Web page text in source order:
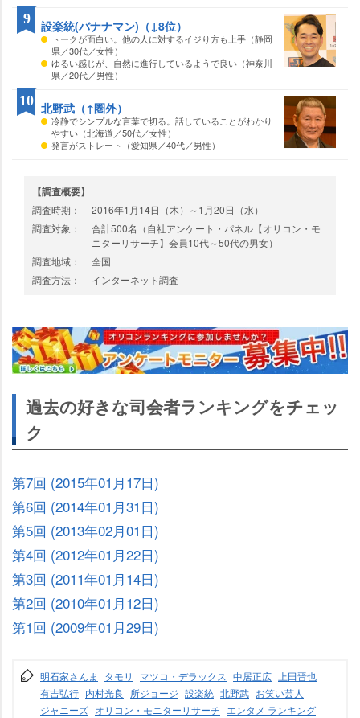
設楽統(バナナマン)（↓8位）
トークが面白い。他の人に対するイジり方も上手（静岡
県／30代／女性）
ゆるい感じが、自然に進行しているようで良い（神奈川
県／20代／男性）
9
北野武（↑圏外）
冷静でシンプルな言葉で切る。話していることがわかり
すい（北海道／50代／女性）
発言がストレート（愛知県／40代／男性）
10
【調査概要】
調査時期：
2016年1月14日（木）～1月20日（水）
調査対象：
合計500名（自社アンケート・パネル【オリコン・モ
ニターリサーチ】会員10代～50代の男女）
調査地域：
全国
調査方法：
インターネット調査
過去の好きな司会者ランキングをチェッ
ク
第7回 (2015年01月17日)
第6回 (2014年01月31日)
第5回 (2013年02月01日)
第4回 (2012年01月22日)
第3回 (2011年01月14日)
第2回 (2010年01月12日)
第1回 (2009年01月29日)
明石家さんま タモリ マツコ・デラックス 中居正広
上田晋也
有吉弘行 内村光良 所ジョージ 設楽統 北野武 お笑い芸人
ジャニーズ オリコン・モニターリサーチ エンタメ ランキング